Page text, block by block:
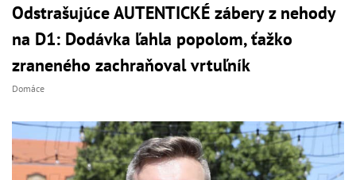
Odstrašujúce AUTENTICKÉ zábery z nehody
na D1: Dodávka ľahla popolom, ťažko
zraneného zachraňoval vrtuľník
Domáce